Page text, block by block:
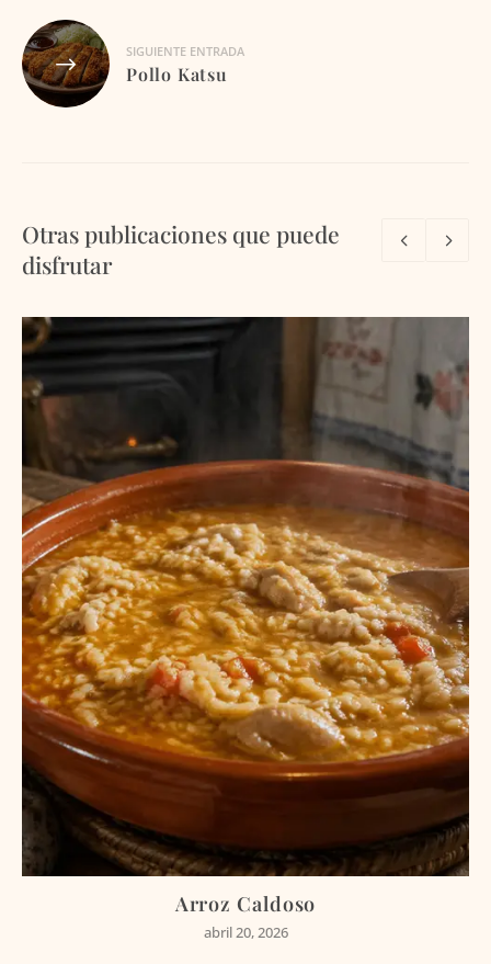
SIGUIENTE ENTRADA
Pollo Katsu
Otras publicaciones que puede
disfrutar
Arroz Caldoso
abril 20, 2026